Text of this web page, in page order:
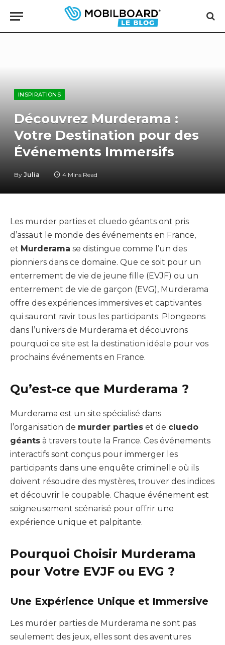
INSPIRATIONS
Découvrez Murderama :
Votre Destination pour des
Événements Immersifs
By Julia 4 Mins Read
Les murder parties et cluedo géants ont pris
d’assaut le monde des événements en France,
et Murderama se distingue comme l’un des
pionniers dans ce domaine. Que ce soit pour un
enterrement de vie de jeune fille (EVJF) ou un
enterrement de vie de garçon (EVG), Murderama
offre des expériences immersives et captivantes
qui sauront ravir tous les participants. Plongeons
dans l’univers de Murderama et découvrons
pourquoi ce site est la destination idéale pour vos
prochains événements en France.
Qu’est-ce que Murderama ?
Murderama est un site spécialisé dans
l’organisation de murder parties et de cluedo
géants à travers toute la France. Ces événements
interactifs sont conçus pour immerger les
participants dans une enquête criminelle où ils
doivent résoudre des mystères, trouver des indices
et découvrir le coupable. Chaque événement est
soigneusement scénarisé pour offrir une
expérience unique et palpitante.
Pourquoi Choisir Murderama
pour Votre EVJF ou EVG ?
Une Expérience Unique et Immersive
Les murder parties de Murderama ne sont pas
seulement des jeux, elles sont des aventures